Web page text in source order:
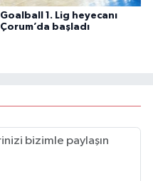
Goalball 1. Lig heyecanı
Çorum’da başladı